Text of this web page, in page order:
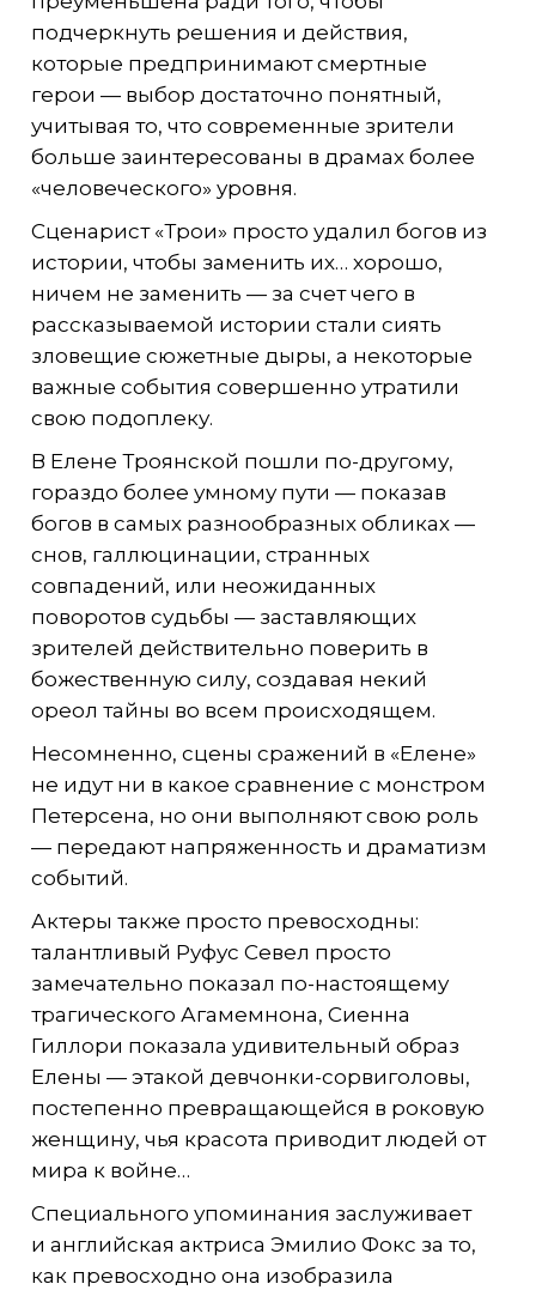
подчеркнуть решения и действия,
которые предпринимают смертные
герои — выбор достаточно понятный,
учитывая то, что современные зрители
больше заинтересованы в драмах более
«человеческого» уровня.
Сценарист «Трои» просто удалил богов из
истории, чтобы заменить их… хорошо,
ничем не заменить — за счет чего в
рассказываемой истории стали сиять
зловещие сюжетные дыры, а некоторые
важные события совершенно утратили
свою подоплеку.
В Елене Троянской пошли по-другому,
гораздо более умному пути — показав
богов в самых разнообразных обликах —
снов, галлюцинации, странных
совпадений, или неожиданных
поворотов судьбы — заставляющих
зрителей действительно поверить в
божественную силу, создавая некий
ореол тайны во всем происходящем.
Несомненно, сцены сражений в «Елене»
не идут ни в какое сравнение с монстром
Петерсена, но они выполняют свою роль
— передают напряженность и драматизм
событий.
Актеры также просто превосходны:
талантливый Руфус Севел просто
замечательно показал по-настоящему
трагического Агамемнона, Сиенна
Гиллори показала удивительный образ
Елены — этакой девчонки-сорвиголовы,
постепенно превращающейся в роковую
женщину, чья красота приводит людей от
мира к войне…
Специального упоминания заслуживает
и английская актриса Эмилио Фокс за то,
как превосходно она изобразила